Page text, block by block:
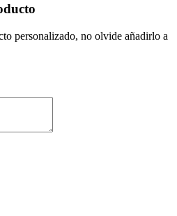
personalizado, no olvide añadirlo a